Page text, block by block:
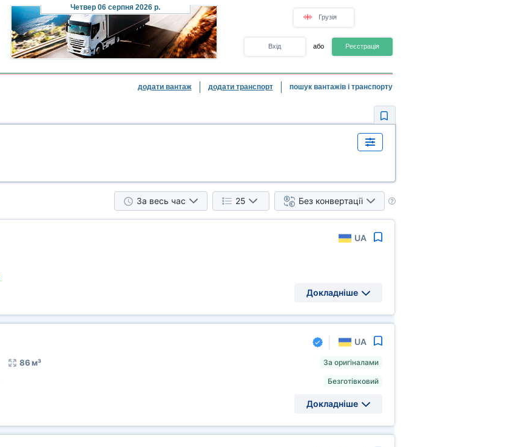
Четвер 06 серпня 2026 р.
Грузія
Вхід або Реєстрація
додати вантаж додати транспорт пошук вантажів і транспорту
За весь час 25 Без конвертації
UA
Докладніше
UA
86 м³ За оригіналами
Безготівковий
Докладніше